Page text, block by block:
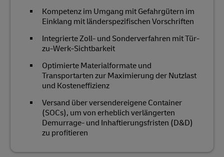
Kompetenz im Umgang mit Gefahrgütern im
Einklang mit länderspezifischen Vorschriften
Integrierte Zoll- und Sonderverfahren mit Tür-
zu-Werk-Sichtbarkeit
Optimierte Materialformate und
Transportarten zur Maximierung der Nutzlast
und Kosteneffizienz
Versand über versendereigene Container
(SOCs), um von erheblich verlängerten
Demurrage- und Inhaftierungsfristen (D&D)
zu profitieren